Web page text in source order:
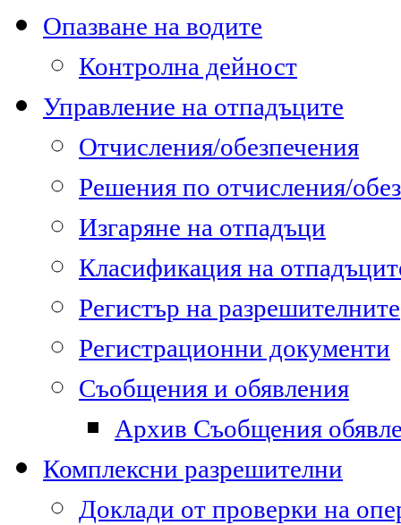
Опазване на водите
Контролна дейност
Управление на отпадъците
Отчисления/обезпечения
Решения по отчисления/
Изгаряне на отпадъци
Класификация на
Регистър на разрешителните
Регистрационни документи
Съобщения и обявления
Архив Съобщения
Комплексни разрешителни
Доклади от проверки на